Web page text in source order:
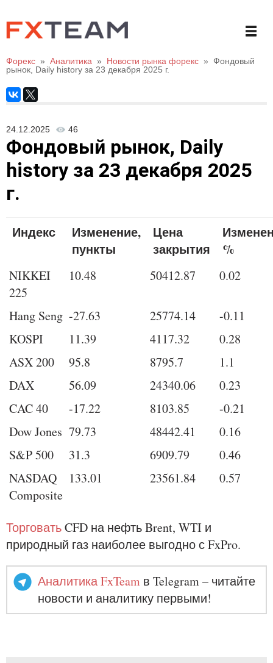
Форекс » Аналитика » Новости рынка форекс » Фондовый
рынок, Daily history за 23 декабря 2025 г.
24.12.2025 46
Фондовый рынок, Daily
history за 23 декабря 2025
г.
Индекс
Изменение,
пункты
Цена
закрытия
%
NIKKEI
225
10.48 50412.87 0.02
Hang Seng -27.63 25774.14
-0.11
KOSPI
11.39 4117.32
0.28
ASX 200
95.8 8795.7
1.1
DAX
56.09 24340.06
0.23
CAC 40
-17.22 8103.85
-0.21
Dow Jones 79.73 48442.41
0.16
S&P 500
31.3 6909.79
0.46
NASDAQ
Composite
133.01 23561.84 0.57
ТорговатьCFD на нефть Brent, WTI и
природный газ наиболее выгодно с FxPro.
Аналитика FxTeam в Telegram – читайте
новости и аналитику первыми!